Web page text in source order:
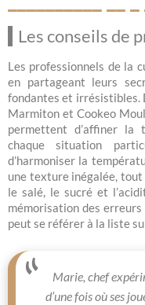
Les conseils de
Les professionnels de la
en partageant leurs
fondantes et irrésistibles.
Marmiton et Cookeo
permettent d’affiner la
chaque situation
d’harmoniser la
une texture inégalée,
le salé, le sucré et
mémorisation des
peut se référer à la liste
Marie, chef
d’une fois où ses